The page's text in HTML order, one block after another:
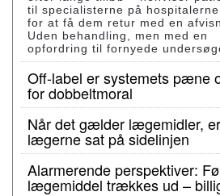
til specialisterne på
for at få dem retur med en
Uden behandling, men med en
opfordring til fornyede
Off-label er systemets pæne
for dobbeltmoral
Når det gælder lægemidler, er
lægerne sat på sidelinjen
Alarmerende perspektiver:
lægemiddel trækkes ud –